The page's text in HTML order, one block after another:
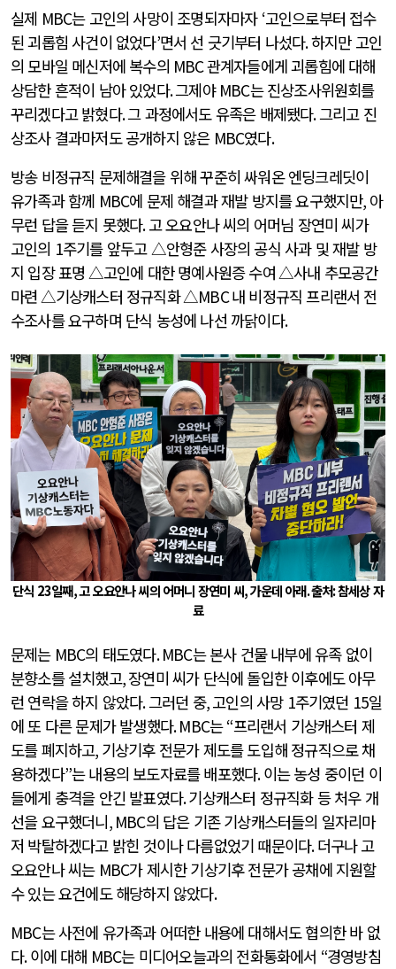
실제 MBC는 고인의 사망이 조명되자마자 ‘고인으로부터 접수
된 괴롭힘 사건이 없었다’면서 선 긋기부터 나섰다.하지만 고인
의 모바일 메신저에 복수의 MBC관계자들에게 괴롭힘에 대해
상담한 흔적이 남아 있었다.그제야 MBC는 진상조사위원회를
꾸리겠다고 밝혔다.그 과정에서도 유족은 배제됐다.그리고 진
상조사 결과마저도 공개하지 않은 MBC였다.
방송 비정규직 문제해결을 위해 꾸준히 싸워온 엔딩크레딧이
유가족과 함께 MBC에 문제 해결과 재발 방지를 요구했지만, 아
무런 답을 듣지 못했다.고 오요안나 씨의 어머님 장연미 씨가
고인의 1주기를 앞두고 △안형준 사장의 공식 사과 및 재발 방
지 입장 표명 △고인에 대한 명예사원증 수여△사내 추모공간
마련△기상캐스터 정규직화△MBC내 비정규직 프리랜서 전
수조사를 요구하며 단식 농성에 나선 까닭이다.
단식 23일째,고 오요안나 씨의 어머니 장연미 씨,가운데 아래.출처:참세상 자
료
문제는 MBC의 태도였다. MBC는 본사 건물 내부에 유족 없이
분향소를 설치했고,장연미 씨가 단식에 돌입한 이후에도 아무
런 연락을 하지 않았다.그러던 중,고인의 사망 1주기였던 15일
에 또 다른 문제가 발생했다. MBC는“프리랜서 기상캐스터 제
도를 폐지하고, 기상기후 전문가 제도를 도입해 정규직으로 채
용하겠다”는 내용의 보도자료를 배포했다.이는 농성 중이던 이
들에게 충격을 안긴 발표였다.기상캐스터 정규직화 등 처우 개
선을 요구했더니, MBC의 답은 기존 기상캐스터들의 일자리마
저 박탈하겠다고 밝힌 것이나 다름없었기 때문이다.더구나 고
오요안나 씨는 MBC가 제시한 기상기후 전문가 공채에 지원할
수 있는 요건에도 해당하지 않았다.
MBC는 사전에 유가족과 어떠한 내용에 대해서도 협의한 바 없
다.이에 대해 MBC는 미디어오늘과의 전화통화에서 “경영방침